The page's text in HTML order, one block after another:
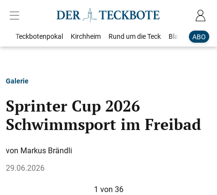
ABO
Teckbotenpokal Kirchheim Rund um die Teck Blaulicht
Galerie
Sprinter Cup 2026
Schwimmsport im Freibad
Markus Brändli
29.06.2026
1 von 36